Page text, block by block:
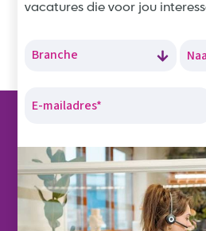
vacatures die voor jou